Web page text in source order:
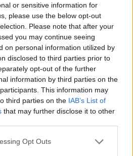
or sensitive information for
please use the below opt-out
Please note that after your
you may continue seeing
on personal information utilized by
disclosed to third parties prior to
opt-out of the further
information by third parties on the
This information may
third parties on the IAB’s List of
that may further disclose it to other
Opt Outs
Łupiemy carski beton!  Drytooling
pod Warszawą (Janówek Pierwszy) |
#4
te pieniądze do foliowej